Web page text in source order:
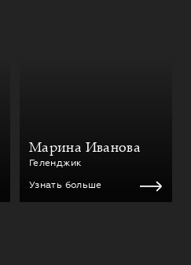
Марина Иванова
Геленджик
Узнать больше